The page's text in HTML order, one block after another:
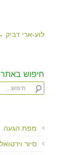
לוע-ארי דביק
חיפוש באתר
מפת הגעה
סיור